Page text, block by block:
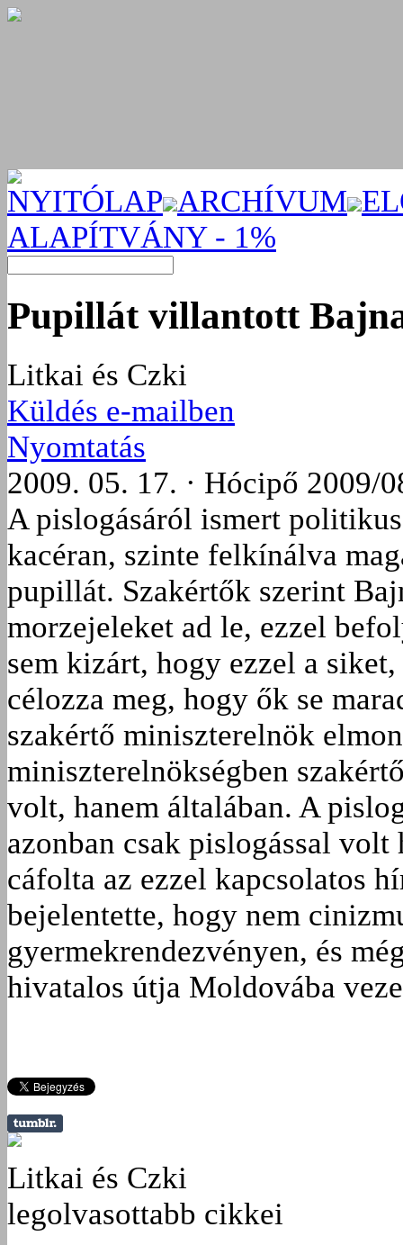
NYITÓLAP ARCHÍVUM
ALAPÍTVÁNY - 1%
Pupillát villantott
Litkai és Czki
Küldés e-mailben
Nyomtatás
2009. 05. 17. · Hócipő 2009/
A pislogásáról ismert
kacéran, szinte felkínálva
pupillát. Szakértők szerint
morzejeleket ad le, ezzel
sem kizárt, hogy ezzel a
célozza meg, hogy ők se
szakértő miniszterelnök
miniszterelnökségben
volt, hanem általában. A
azonban csak pislogással
cáfolta az ezzel kapcsolatos
bejelentette, hogy nem
gyermekrendezvényen, és
hivatalos útja Moldovába
Litkai és Czki
legolvasottabb cikkei